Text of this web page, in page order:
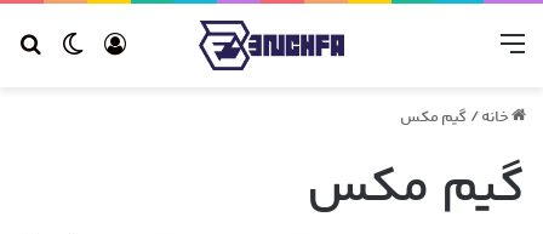
ورود منو
خانه / گیم مکس
گیم مکس